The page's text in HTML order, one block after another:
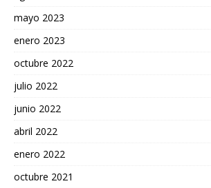
mayo 2023
enero 2023
octubre 2022
julio 2022
junio 2022
abril 2022
enero 2022
octubre 2021